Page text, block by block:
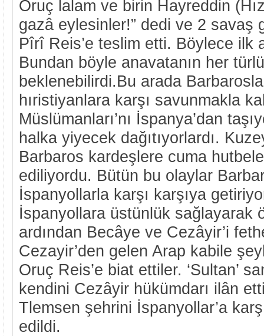
Oruç lalam ve birin Hayreddin
gazâ eylesinler!” dedi ve 2 savaş
Pîrî Reis’e teslim etti. Böylece ilk
Bundan böyle anavatanın her türlü
beklenebilirdi.Bu arada
hıristiyanlara karşı savunmakla
Müslümanları’nı İspanya’dan
halka yiyecek dağıtıyorlardı.
Barbaros kardeşlere cuma
ediliyordu. Bütün bu olaylar
İspanyollarla karşı karşıya
İspanyollara üstünlük sağlayarak
ardından Becâye ve Cezâyir’i
Cezayir’den gelen Arap kabile
Oruç Reis’e biat ettiler. ‘Sultan’
kendini Cezâyir hükümdarı ilân
Tlemsen şehrini İspanyollar’a
edildi.